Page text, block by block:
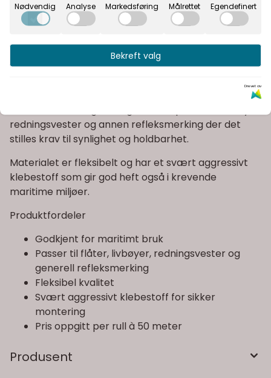
Informasjon
Maritim SOLAS reflextape
- selvklebende
redningsvester og annen refleksmerking der det
stilles krav til synlighet og holdbarhet.
Materialet er fleksibelt og har et svært aggressivt
klebestoff som gir god heft også i krevende
maritime miljøer.
Produktfordeler
Godkjent for maritimt bruk
Passer til flåter, livbøyer, redningsvester og
generell refleksmerking
Fleksibel kvalitet
Svært aggressivt klebestoff for sikker
montering
Pris oppgitt per rull à 50 meter
Produsent
Nødvendig Analyse Markedsføring Målrettet Egendefinert
Bekreft valg
Drevet av